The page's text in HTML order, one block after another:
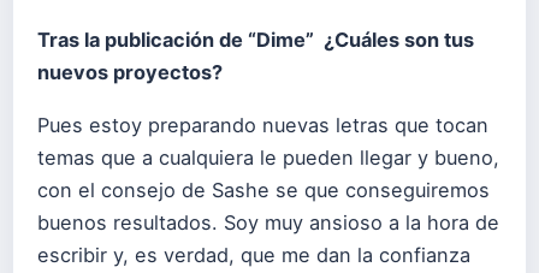
Tras la publicación de “Dime” ¿Cuáles son tus
nuevos proyectos?
Pues estoy preparando nuevas letras que tocan
temas que a cualquiera le pueden llegar y bueno,
con el consejo de Sashe se que conseguiremos
buenos resultados. Soy muy ansioso a la hora de
escribir y, es verdad, que me dan la confianza